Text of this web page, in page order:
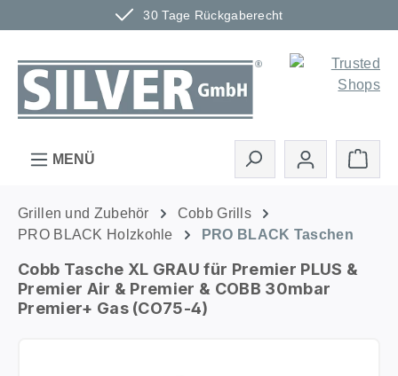
30 Tage Rückgaberecht
Zum Hauptinhalt springen
MENÜ
Grillen und Zubehör
Cobb Grills
PRO BLACK Holzkohle
PRO BLACK Taschen
Cobb Tasche XL GRAU für Premier PLUS &
Premier Air & Premier & COBB 30mbar
Premier+ Gas (CO75-4)